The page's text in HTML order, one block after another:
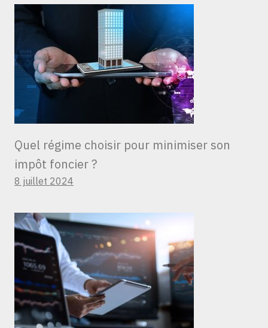
Quel régime choisir pour minimiser son
impôt foncier ?
8 juillet 2024